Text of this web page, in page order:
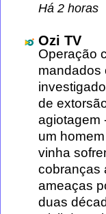
Há 2 horas
Ozi TV
Operação
mandados
de
agiotagem
um
vinha
cobranças
ameaças
duas